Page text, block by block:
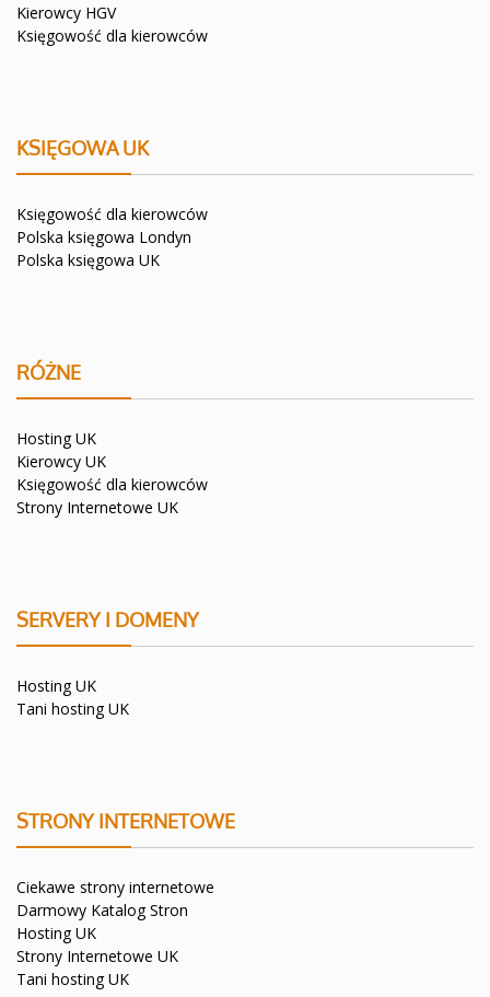
Kierowcy HGV
Księgowość dla kierowców
KSIĘGOWA UK
Księgowość dla kierowców
Polska księgowa Londyn
Polska księgowa UK
RÓŻNE
Hosting UK
Kierowcy UK
Księgowość dla kierowców
Strony Internetowe UK
SERVERY I DOMENY
Hosting UK
Tani hosting UK
STRONY INTERNETOWE
Ciekawe strony internetowe
Darmowy Katalog Stron
Hosting UK
Strony Internetowe UK
Tani hosting UK